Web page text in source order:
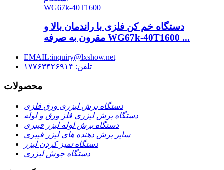
WG67k-40T1600
دستگاه خم کن فلزی با راندمان بالا و
مقرون به صرفه WG67k-40T1600 ...
EMAIL:inquiry@lxshow.net
تلفن: ۱۷۷۶۳۴۲۶۹۱۴
محصولات
دستگاه برش لیزری ورق فلزی
دستگاه برش لیزری فلز ورق و لوله
دستگاه برش لوله لیزر فیبری
سایر برش دهنده های لیزر فیبری
دستگاه تمیز کردن لیزر
دستگاه جوش لیزری